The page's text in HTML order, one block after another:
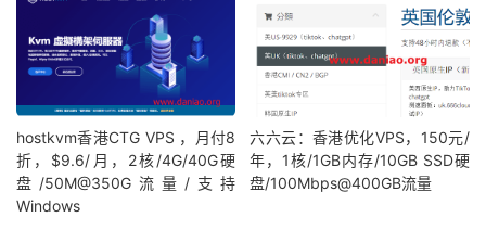
hostkvm香港CTG VPS ，月付8
折，$9.6/月，2核/4G/40G硬
盘/50M@350G流量/支持
Windows
六六云：香港优化VPS，150元/
年，1核/1GB内存/10GB SSD硬
盘/100Mbps@400GB流量